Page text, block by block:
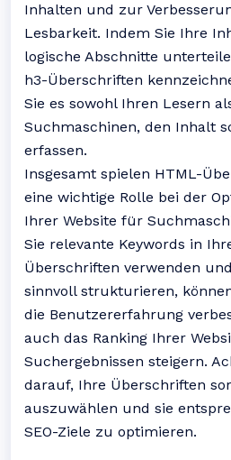
Inhalten und zur
Lesbarkeit. Indem Sie Ihre
logische Abschnitte
h3-Überschriften
Sie es sowohl Ihren Lesern
Suchmaschinen, den Inhalt
erfassen.
Insgesamt spielen HTML-
eine wichtige Rolle bei der
Ihrer Website für
Sie relevante Keywords in
Überschriften verwenden
sinnvoll strukturieren,
die Benutzererfahrung
auch das Ranking Ihrer
Suchergebnissen steigern.
darauf, Ihre Überschriften
auszuwählen und sie
SEO-Ziele zu optimieren.